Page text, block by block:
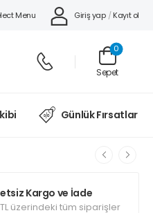
Menu Giriş yap / Kayıt ol
Sepet
0
Günlük Fırsatlar
Kargo ve İade
üzerindeki tüm siparişler